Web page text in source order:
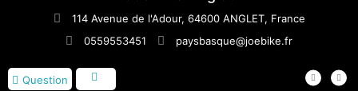
114 Avenue de l'Adour, 64600 ANGLET, France
0559553451
paysbasque@joebike.fr
Question